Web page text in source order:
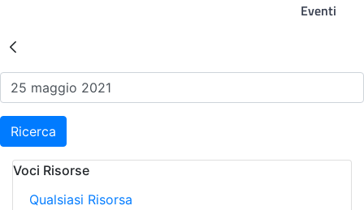
Eventi
Risultati della Ricerca -
Ricerca
Voci Risorse
Qualsiasi Risorsa